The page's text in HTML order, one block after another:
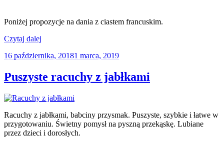
Poniżej propozycje na dania z ciastem francuskim.
Czytaj dalej
użyciem
francuskiego”
Opublikowane
16 października, 20181 marca, 2019
Puszyste racuchy z jabłkami
Racuchy z jabłkami, babciny przysmak. Puszyste, szybkie i łatwe w
przygotowaniu. Świetny pomysł na pyszną przekąskę. Lubiane
przez dzieci i dorosłych.